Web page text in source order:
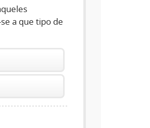
a que tipo de